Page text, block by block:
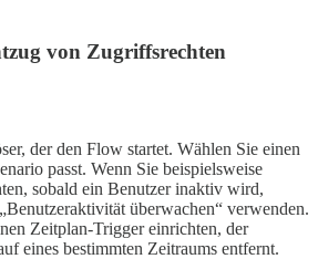
von Zugriffsrechten
der den Flow startet. Wählen Sie einen
passt. Wenn Sie beispielsweise
sobald ein Benutzer inaktiv wird,
überwachen“ verwenden.
Zeitplan-Trigger einrichten, der
eines bestimmten Zeitraums entfernt.